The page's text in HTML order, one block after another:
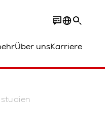
Über unsKarriere